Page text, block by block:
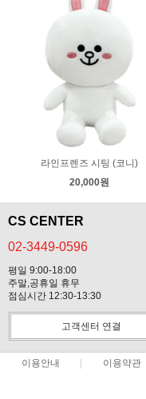
라인프렌즈 시팅 (코니)
20,000원
CS CENTER
02-3449-0596
평일 9:00-18:00
주말,공휴일 휴무
점심시간 12:30-13:30
고객센터 연결
이용안내 이용약관